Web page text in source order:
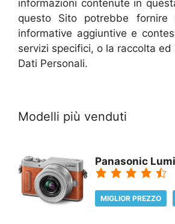
informazioni contenute in
questo Sito potrebbe fornire
informative aggiuntive e
servizi specifici, o la raccolta
Dati Personali.
Modelli più venduti
Panasonic
MIGLIOR PREZZO